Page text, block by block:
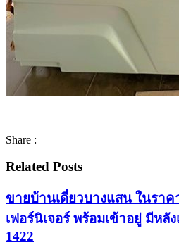
Share :
Related Posts
ขายบ้านเดี่ยวบางแสน ในราค
เฟอร์นิเจอร์ พร้อมเข้าอยู่ มีหลัง
1422